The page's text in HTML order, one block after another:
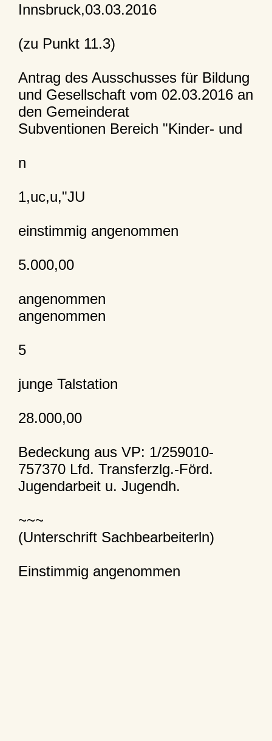
Innsbruck,03.03.2016
(zu Punkt 11.3)
Antrag des Ausschusses für Bildung
und Gesellschaft vom 02.03.2016 an
den Gemeinderat
Subventionen Bereich "Kinder- und
n
1,uc,u,"JU
einstimmig angenommen
5.000,00
angenommen
angenommen
5
junge Talstation
28.000,00
Bedeckung aus VP: 1/259010-
757370 Lfd. Transferzlg.-Förd.
Jugendarbeit u. Jugendh.
~~~
(Unterschrift Sachbearbeiterln)
Einstimmig angenommen